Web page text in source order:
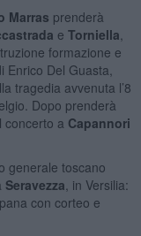
Marras prenderà
e Torniella
formazione e
Enrico Del Guasta,
tragedia avvenuta l’8
Dopo prenderà
concerto a Capannori
generale toscano
Seravezza , in Versilia:
con corteo e